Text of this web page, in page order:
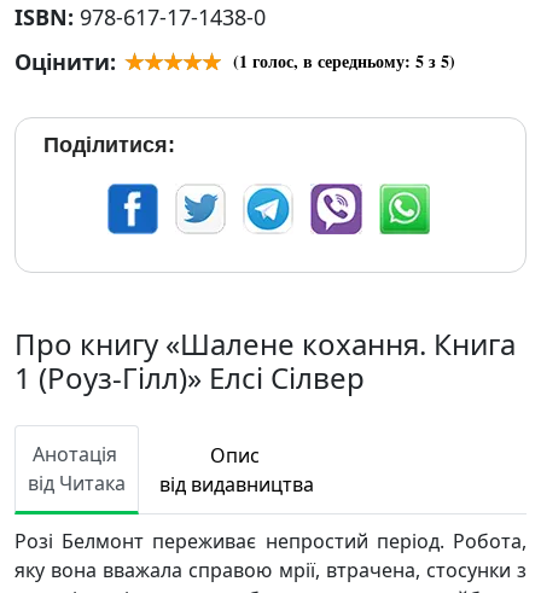
ISBN: 978-617-17-1438-0
Оцінити:
(1 голос, в середньому: 5з 5)
Поділитися:
Про книгу «Шалене кохання. Книга
1 (Роуз-Гілл)» Елсі Сілвер
Анотація
від Читака
Опис
від видавництва
Розі Белмонт переживає непростий період. Робота,
яку вона вважала справою мрії, втрачена, стосунки з